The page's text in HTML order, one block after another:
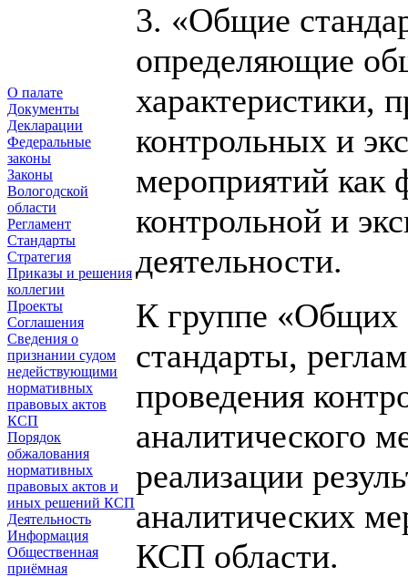
О палате
Документы
Декларации
Федеральные
законы
Законы
Вологодской
области
Регламент
Стандарты
Стратегия
Приказы и решения
коллегии
Проекты
Соглашения
Сведения о
признании судом
недействующими
нормативных
правовых актов
КСП
Порядок
обжалования
нормативных
правовых актов и
иных решений КСП
Деятельность
Информация
Общественная
приёмная
3. «Общие
определяющие
характеристики,
контрольных и
мероприятий как
контрольной и
деятельности.
К группе «Общих
стандарты,
проведения
аналитического
реализации
аналитических
КСП области.